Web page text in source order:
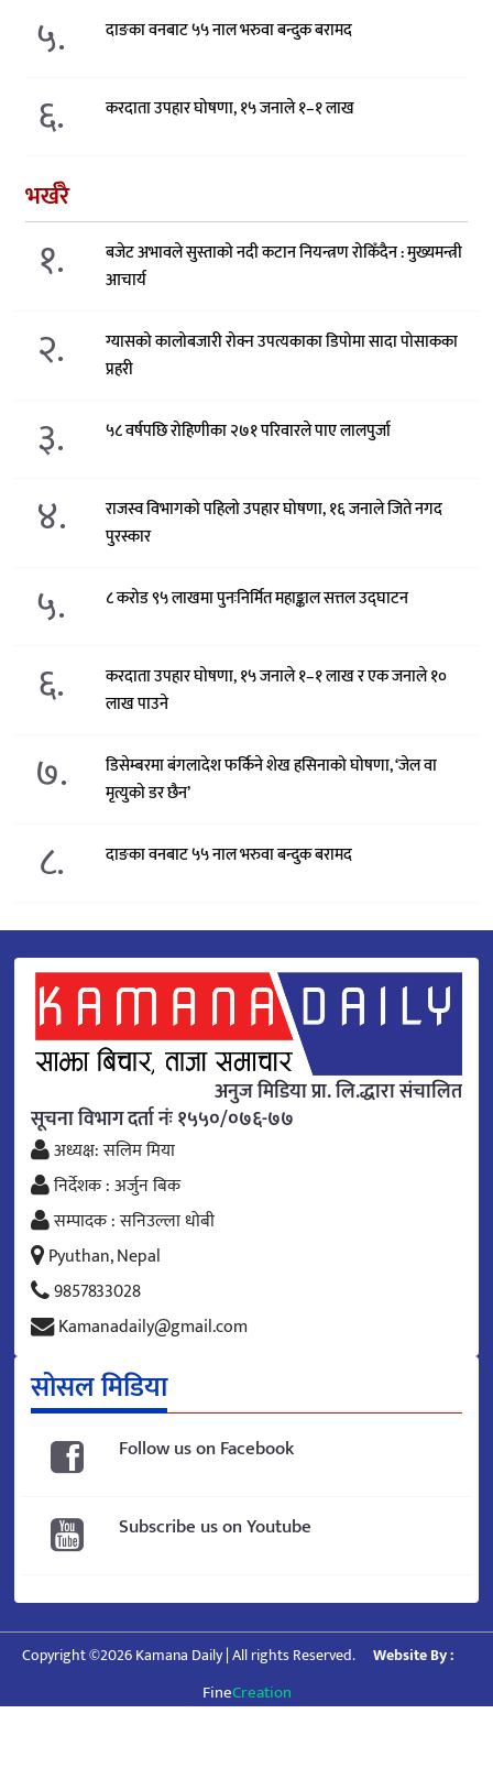
५. दाङका वनबाट ५५ नाल भरुवा बन्दुक बरामद
६. करदाता उपहार घोषणा, १५ जनाले १–१ लाख
भर्खरै
१.
बजेट अभावले सुस्ताको नदी कटान नियन्त्रण रोकिँदैन : मुख्यमन्त्री
आचार्य
२.
ग्यासको कालोबजारी रोक्न उपत्यकाका डिपोमा सादा पोसाकका
प्रहरी
३. ५८ वर्षपछि रोहिणीका २७१ परिवारले पाए लालपुर्जा
४.
राजस्व विभागको पहिलो उपहार घोषणा, १६ जनाले जिते नगद
पुरस्कार
५. ८ करोड ९५ लाखमा पुनःनिर्मित महाङ्काल सत्तल उद्घाटन
६.
करदाता उपहार घोषणा, १५ जनाले १–१ लाख र एक जनाले १०
लाख पाउने
७.
डिसेम्बरमा बंगलादेश फर्किने शेख हसिनाको घोषणा, ‘जेल वा
मृत्युको डर छैन’
८. दाङका वनबाट ५५ नाल भरुवा बन्दुक बरामद
अनुज मिडिया प्रा. लि.द्धारा संचालित
सूचना विभाग दर्ता नंः १५५०/०७६-७७
अध्यक्ष: सलिम मिया
निर्देशक : अर्जुन बिक
सम्पादक : सनिउल्ला धोबी
Pyuthan, Nepal
9857833028
Kamanadaily@gmail.com
सोसल मिडिया
Follow us on Facebook
Subscribe us on Youtube
Copyright ©2026 Kamana Daily | All rights Reserved. Website By :
FineCreation